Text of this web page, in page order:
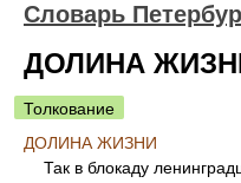
Словарь
ДОЛИНА
Толкование
ДОЛИНА ЖИЗНИ
Так в блокаду